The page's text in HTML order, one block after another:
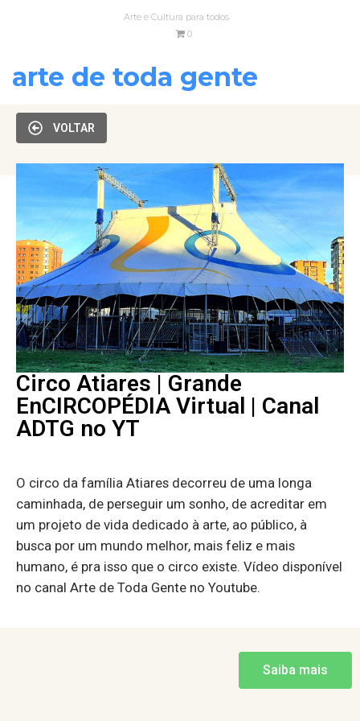
Arte e Cultura para todos
0
arte de toda gente
VOLTAR
Circo Atiares | Grande
EnCIRCOPÉDIA Virtual | Canal
ADTG no YT
O circo da família Atiares decorreu de uma longa
caminhada, de perseguir um sonho, de acreditar em
um projeto de vida dedicado à arte, ao público, à
busca por um mundo melhor, mais feliz e mais
humano, é pra isso que o circo existe. Vídeo disponível
no canal Arte de Toda Gente no Youtube.
Saiba mais